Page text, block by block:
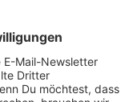
in den USA